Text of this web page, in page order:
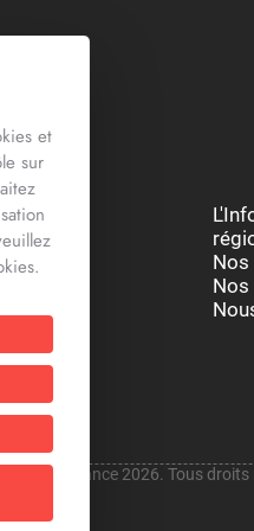
et
sur
:
Nos
de-France 2026. Tous droits